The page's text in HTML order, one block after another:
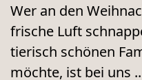
Wer an den
frische Luft
tierisch schönen
möchte, ist bei uns